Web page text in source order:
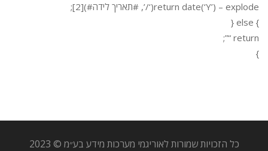
return date(‘Y’) – explode(‘/’, #תאריך לידה#)[2];
} else {
return “”;
}
כל הזכויות שמורות לאוריגמי מערכות מידע בע״מ © 2023